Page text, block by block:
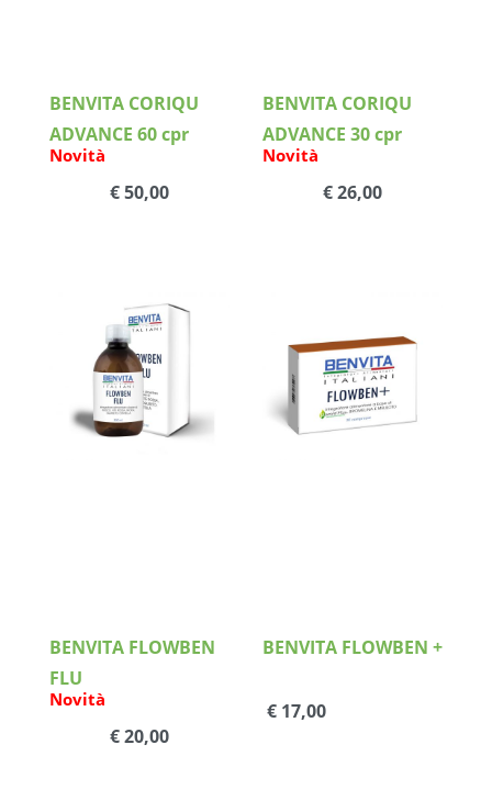
BENVITA CORIQU
ADVANCE 60 cpr
Novità
€ 50,00
BENVITA CORIQU
ADVANCE 30 cpr
Novità
€ 26,00
BENVITA FLOWBEN
FLU
Novità
€ 20,00
BENVITA FLOWBEN +
€ 17,00